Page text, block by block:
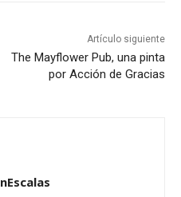
Artículo siguiente
The Mayflower Pub, una pinta
por Acción de Gracias